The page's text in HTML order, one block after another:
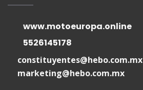
www.motoeuropa.online
5526145178
constituyentes@hebo.com.mx
marketing@hebo.com.mx